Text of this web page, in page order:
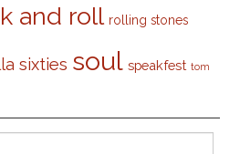
and roll rolling stones
sixties soul speakfest tom